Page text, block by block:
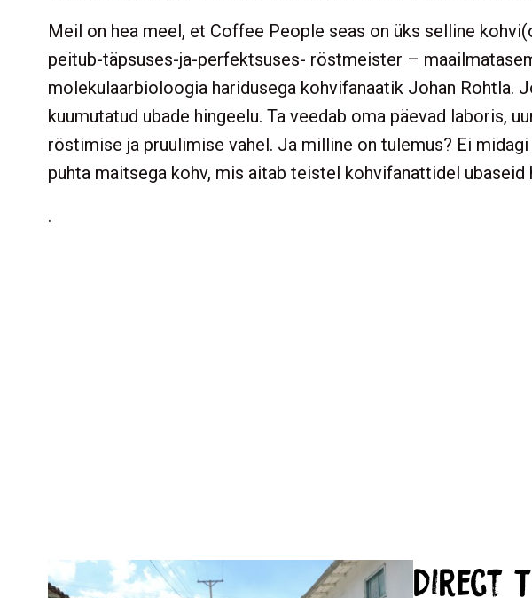
Meil on hea meel, et Coffee People seas on üks selline
peitub-täpsuses-ja-perfektsuses- röstmeister –
molekulaarbioloogia haridusega kohvifanaatik Johan Rohtla.
kuumutatud ubade hingeelu. Ta veedab oma päevad laboris,
röstimise ja pruulimise vahel. Ja milline on tulemus? Ei
puhta maitsega kohv, mis aitab teistel kohvifanattidel ubaseid
.
Direct